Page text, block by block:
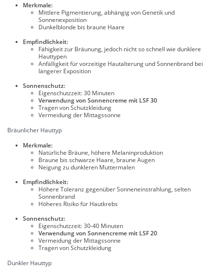
Merkmale:
Mittlere Pigmentierung, abhängig von Genetik und
Sonnenexposition
Dunkelblonde bis braune Haare
Empfindlichkeit:
Fähigkeit zur Bräunung, jedoch nicht so schnell wie dunklere
Hauttypen
Anfälligkeit für vorzeitige Hautalterung und Sonnenbrand bei
längerer Exposition
Sonnenschutz:
Eigenschutzzeit: 30 Minuten
Verwendung von Sonnencreme mit LSF 30
Tragen von Schutzkleidung
Vermeidung der Mittagssonne
Bräunlicher Hauttyp
Merkmale:
Natürliche Bräune, höhere Melaninproduktion
Braune bis schwarze Haare, braune Augen
Neigung zu dunkleren Muttermalen
Empfindlichkeit:
Höhere Toleranz gegenüber Sonneneinstrahlung, selten
Sonnenbrand
Höheres Risiko für Hautkrebs
Sonnenschutz:
Eigenschutzzeit: 30-40 Minuten
Verwendung von Sonnencreme mit LSF 20
Vermeidung der Mittagssonne
Tragen von Schutzkleidung
Dunkler Hauttyp